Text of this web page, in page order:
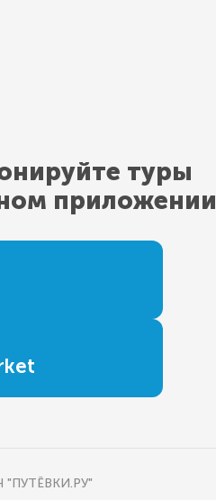
туры
приложении